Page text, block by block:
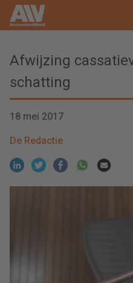
Afwijzing
schatting
18 mei 2017
De Redactie